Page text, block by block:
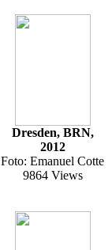
Dresden, BRN,
2012
Foto: Emanuel Cotte
9864 Views